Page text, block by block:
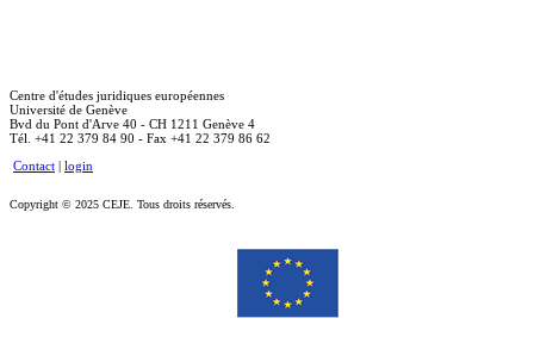
Centre d'études juridiques européennes
Université de Genève
Bvd du Pont d'Arve 40 - CH 1211 Genève 4
Tél. +41 22 379 84 90 - Fax +41 22 379 86 62
Contact
login
Copyright © 2025 CEJE. Tous droits réservés.